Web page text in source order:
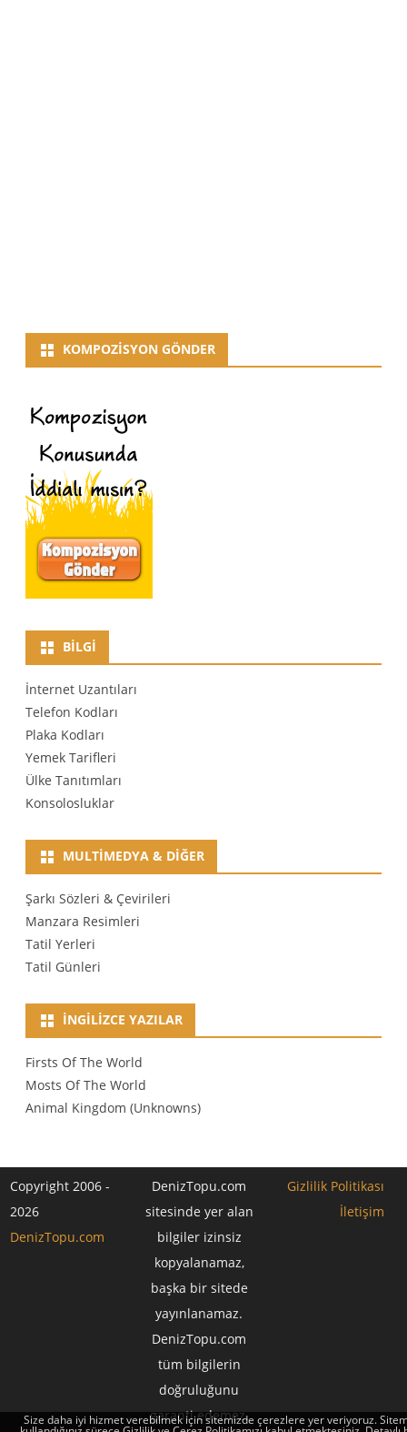
KOMPOZISYON GÖNDER
BILGI
İnternet Uzantıları
Telefon Kodları
Plaka Kodları
Yemek Tarifleri
Ülke Tanıtımları
Konsolosluklar
MULTIMEDYA & DIĞER
Şarkı Sözleri & Çevirileri
Manzara Resimleri
Tatil Yerleri
Tatil Günleri
İNGILIZCE YAZILAR
Firsts Of The World
Mosts Of The World
Animal Kingdom (Unknowns)
Copyright 2006 -
2026
DenizTopu.com
DenizTopu.com
sitesinde yer alan
bilgiler izinsiz
kopyalanamaz,
başka bir sitede
yayınlanamaz.
DenizTopu.com
tüm bilgilerin
doğruluğunu
garanti edemez.
Gizlilik Politikası
İletişim
Size daha iyi hizmet verebilmek için sitemizde çerezlere yer veriyoruz.